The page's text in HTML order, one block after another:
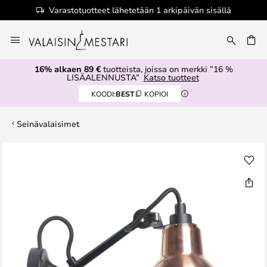
Varastotuotteet lähetetään 1 arkipäivän sisällä
to
Content
16% alkaen 89 €tuotteista, joissa on merkki ”16 %
LISÄALENNUSTA” Katso tuotteet
KOODI:BEST KOPIOI
Seinävalaisimet
gallery